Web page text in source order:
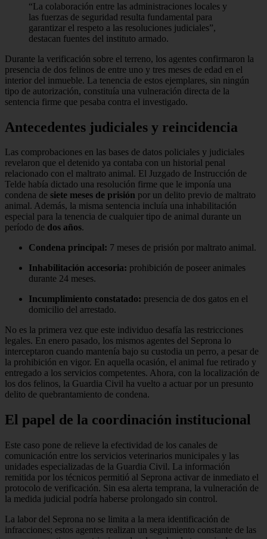
“La colaboración entre las administraciones locales y
las fuerzas de seguridad resulta fundamental para
garantizar el respeto a las resoluciones judiciales”,
destacan fuentes del instituto armado.
Durante la verificación sobre el terreno, los agentes confirmaron la
presencia de dos felinos de entre uno y tres meses de edad en el
interior del inmueble. La tenencia de estos ejemplares, sin ningún
tipo de autorización, constituía una vulneración directa de la
sentencia firme que pesaba contra el investigado.
Antecedentes judiciales y reincidencia
Las comprobaciones en las bases de datos policiales y judiciales
revelaron que el detenido ya contaba con un historial penal
relacionado con el maltrato animal. El Juzgado de Instrucción de
Telde había dictado una resolución firme que le imponía una
condena de siete meses de prisión por un delito previo de maltrato
animal. Además, la misma sentencia incluía una inhabilitación
especial para la tenencia de cualquier tipo de animal durante un
período de dos años.
Condena principal: 7 meses de prisión por maltrato animal.
Inhabilitación accesoria: prohibición de poseer animales
durante 24 meses.
Incumplimiento constatado: presencia de dos gatos en el
domicilio del arrestado.
No es la primera vez que este individuo desafía las restricciones
legales. En enero pasado, los mismos agentes del Seprona lo
interceptaron cuando mantenía bajo su custodia un perro, a pesar de
la prohibición en vigor. En aquella ocasión, el animal fue retirado y
entregado a los servicios competentes. Ahora, con la localización de
los dos felinos, la Guardia Civil ha vuelto a actuar por un presunto
delito de quebrantamiento de condena.
El papel de la coordinación institucional
Este caso pone de relieve la efectividad de los canales de
comunicación entre los servicios veterinarios municipales y las
unidades especializadas de la Guardia Civil. La información
remitida por los técnicos permitió al Seprona activar de inmediato el
protocolo de verificación. Sin esa alerta temprana, la vulneración de
la medida judicial podría haberse prolongado sin control.
La labor del Seprona no se limita a la mera identificación de
infracciones; estos agentes realizan un seguimiento constante de las